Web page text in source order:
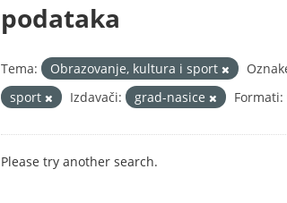
podataka
Tema: Obrazovanje, kultura i sport
sport
Izdavači: grad-nasice Formati:
Please try another search.